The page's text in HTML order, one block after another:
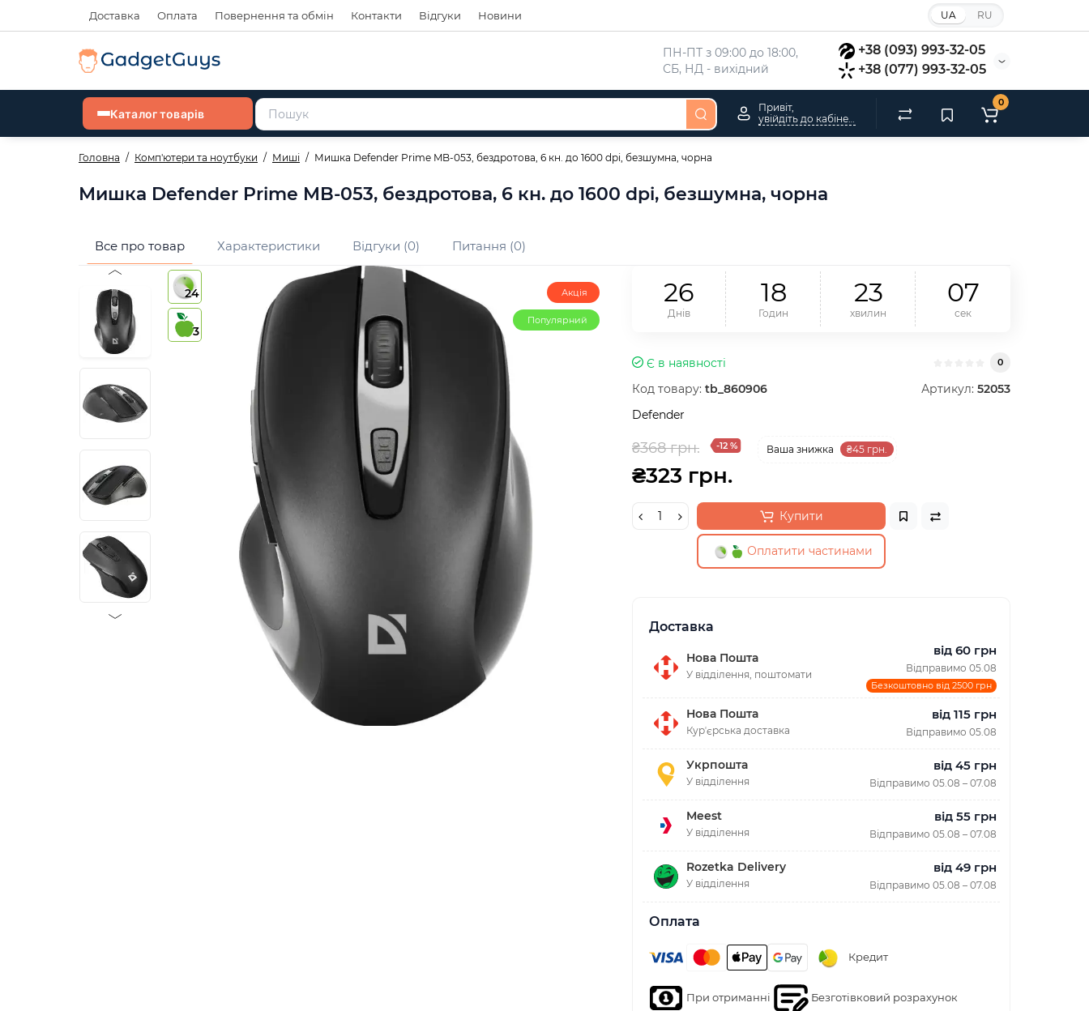
Доставка Оплата Повернення та обмін Контакти Відгуки Новини UA RU
ПН-ПТ з 09:00 до 18:00,
СБ, НД - вихідний
+38 (093) 993-32-05
+38 (077) 993-32-05
Каталог товарів
Привіт,
0
Головна Комп'ютери та ноутбуки Миші Мишка Defender Prime MB-053, бездротова, 6 кн. до 1600 dpi, безшумна, чорна
Мишка Defender Prime MB-053, бездротова, 6 кн. до 1600 dpi, безшумна, чорна
Все про товар Характеристики Відгуки (0) Питання (0)
24
3
Акція
Популярний
26
Днів
18
Годин
23
хвилин
07
сек
Є в наявності 0
Код товару: tb_860906 Артикул: 52053
Defender
₴368 грн. -12 % Ваша знижка ₴45 грн.
₴323 грн.
Купити
Оплатити частинами
Доставка
Нова Пошта
У відділення, поштомати
від 60 грн
Відправимо 05.08
Безкоштовно від 2500 грн
Нова Пошта
Курʼєрська доставка
від 115 грн
Відправимо 05.08
Укрпошта
У відділення
від 45 грн
Відправимо 05.08 – 07.08
Meest
У відділення
від 55 грн
Відправимо 05.08 – 07.08
Rozetka Delivery
У відділення
від 49 грн
Відправимо 05.08 – 07.08
Оплата
Кредит
При отриманні Безготівковий розрахунок